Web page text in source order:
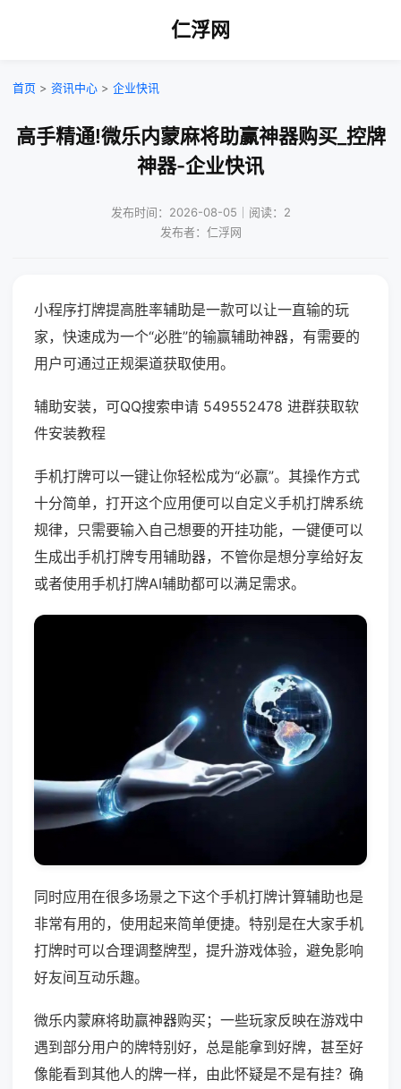
仁浮网
首页 > 资讯中心 > 企业快讯
高手精通!微乐内蒙麻将助赢神器购买_控牌
神器-企业快讯
发布时间：2026-08-05｜阅读：2
发布者：仁浮网
小程序打牌提高胜率辅助是一款可以让一直输的玩
家，快速成为一个“必胜”的输赢辅助神器，有需要的
用户可通过正规渠道获取使用。
辅助安装，可QQ搜索申请 549552478 进群获取软
件安装教程
手机打牌可以一键让你轻松成为“必赢”。其操作方式
十分简单，打开这个应用便可以自定义手机打牌系统
规律，只需要输入自己想要的开挂功能，一键便可以
生成出手机打牌专用辅助器，不管你是想分享给好友
或者使用手机打牌AI辅助都可以满足需求。
同时应用在很多场景之下这个手机打牌计算辅助也是
非常有用的，使用起来简单便捷。特别是在大家手机
打牌时可以合理调整牌型，提升游戏体验，避免影响
好友间互动乐趣。
微乐内蒙麻将助赢神器购买；一些玩家反映在游戏中
遇到部分用户的牌特别好，总是能拿到好牌，甚至好
像能看到其他人的牌一样，由此怀疑是不是有挂？确